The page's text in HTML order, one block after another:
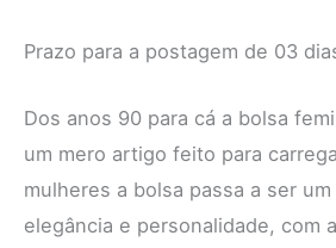
Prazo para a postagem de 03
Dos anos 90 para cá a bolsa
um mero artigo feito para
mulheres a bolsa passa a ser
elegância e personalidade, com